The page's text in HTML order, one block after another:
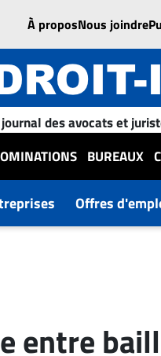
À proposNous joindre
des avocats et
BUREAUX
Offres
entre